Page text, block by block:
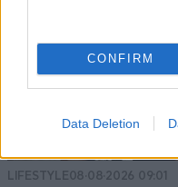
CONFIRM
Data Deletion
LIFESTYLE08·08·2026 09:01